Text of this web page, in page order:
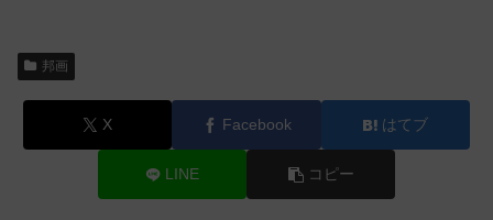
邦画
X Facebook はてブ
LINE コピー